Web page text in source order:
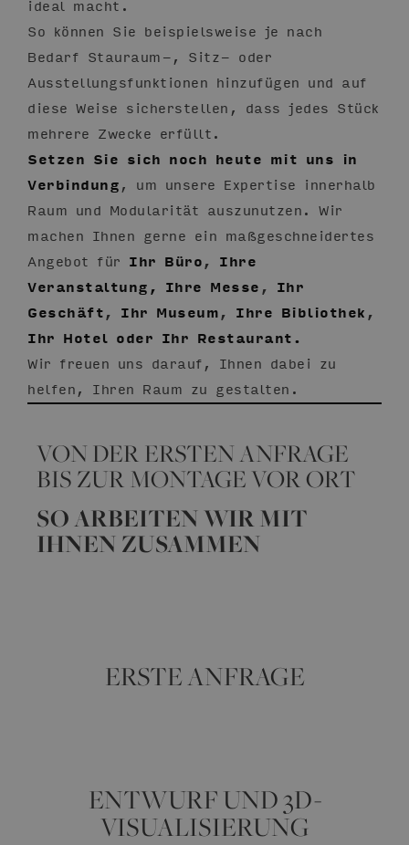
ideal macht.
So können Sie beispielsweise je nach
Bedarf Stauraum-, Sitz- oder
Ausstellungsfunktionen hinzufügen und auf
diese Weise sicherstellen, dass jedes Stück
mehrere Zwecke erfüllt.
Setzen Sie sich noch heute mit uns in
Verbindung, um unsere Expertise innerhalb
Raum und Modularität auszunutzen. Wir
machen Ihnen gerne ein maßgeschneidertes
Angebot für Ihr Büro, Ihre
Veranstaltung, Ihre Messe, Ihr
Geschäft, Ihr Museum, Ihre Bibliothek,
Ihr Hotel oder Ihr Restaurant.
Wir freuen uns darauf, Ihnen dabei zu
helfen, Ihren Raum zu gestalten.
VON DER ERSTEN ANFRAGE
BIS ZUR MONTAGE VOR ORT
SO ARBEITEN WIR MIT
IHNEN ZUSAMMEN
ERSTE ANFRAGE
ENTWURF UND 3D-
VISUALISIERUNG